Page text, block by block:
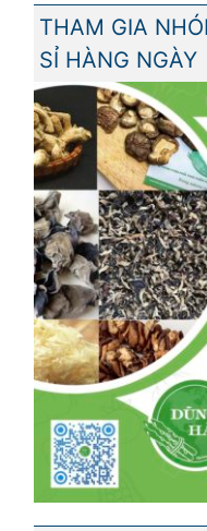
THAM GIA
SỈ HÀNG NGÀY